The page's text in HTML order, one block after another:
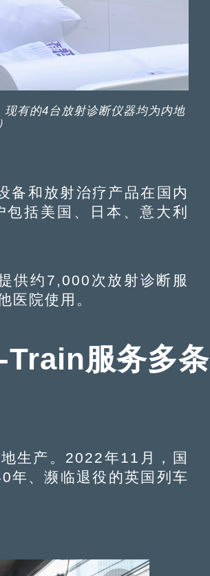
现有的4台放射诊断仪器均为内地
和放射治疗产品在国内
括美国、日本、意大利
约7,000次放射诊断服
医院使用。
Train服务多条
生产。2022年11月，国
年、濒临退役的英国列车